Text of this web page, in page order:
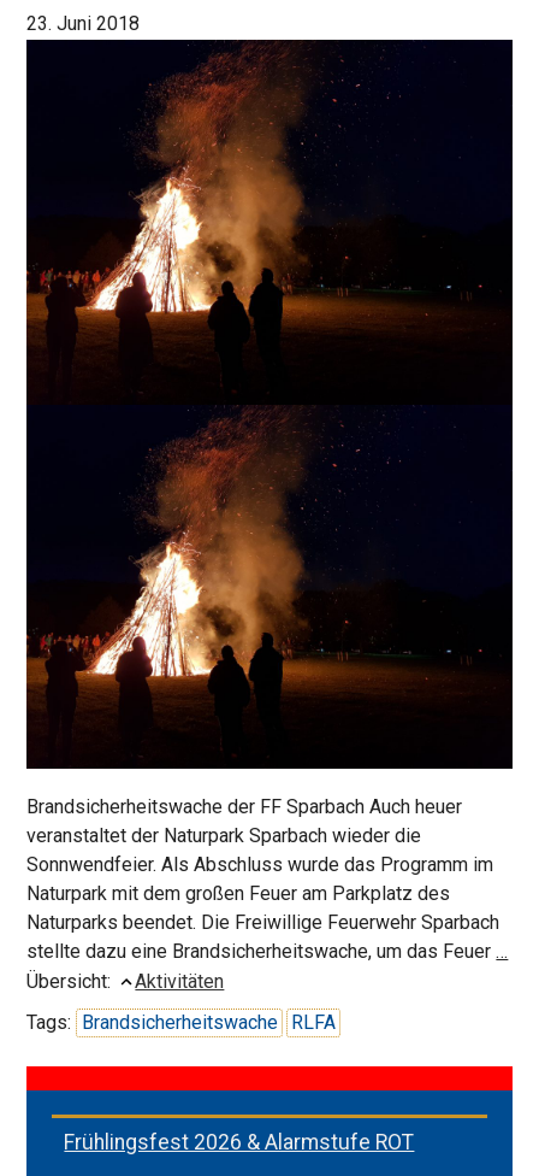
23. Juni 2018
Brandsicherheitswache der FF Sparbach Auch heuer
veranstaltet der Naturpark Sparbach wieder die
Sonnwendfeier. Als Abschluss wurde das Programm im
Naturpark mit dem großen Feuer am Parkplatz des
Naturparks beendet. Die Freiwillige Feuerwehr Sparbach
stellte dazu eine Brandsicherheitswache, um das Feuer…
Übersicht:
Aktivitäten
Tags: Brandsicherheitswache RLFA
Frühlingsfest 2026 & Alarmstufe ROT